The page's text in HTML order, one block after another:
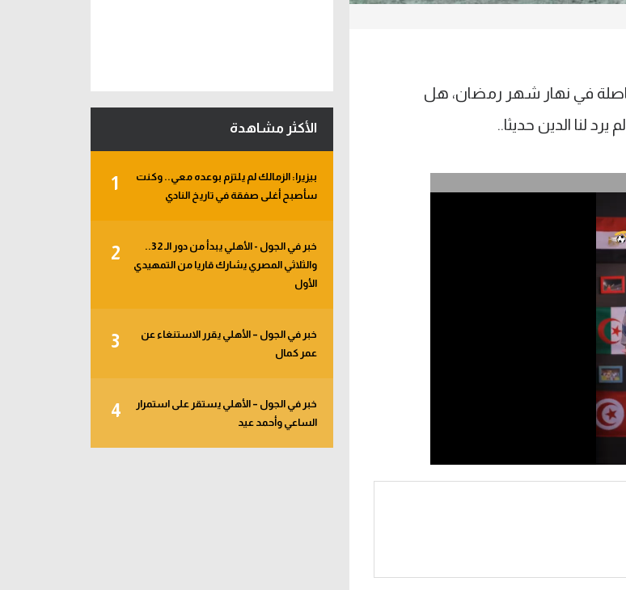
فاصلة في نهار شهر رمضان، هل
لنا الدين حديثا..
الأكثر مشاهدة
1
بيزيرا: الزمالك لم يلتزم بوعده معي.. وكنت
سأصبح أغلى صفقة في تاريخ النادي
2
خبر في الجول - الأهلي يبدأ من دور الـ 32..
والثلاثي المصري يشارك قاريا من التمهيدي
الأول
3
خبر في الجول – الأهلي يقرر الاستنغاء عن
عمر كمال
4
خبر في الجول – الأهلي يستقر على استمرار
الساعي وأحمد عيد